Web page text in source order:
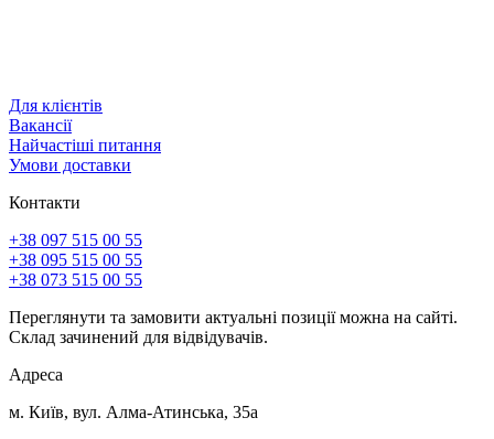
Для клієнтів
Вакансії
Найчастіші питання
Умови доставки
Контакти
+38 097 515 00 55
+38 095 515 00 55
+38 073 515 00 55
Переглянути та замовити актуальні позиції можна на сайті.
Склад зачинений для відвідувачів.
Адреса
м. Київ, вул. Алма-Атинська, 35а